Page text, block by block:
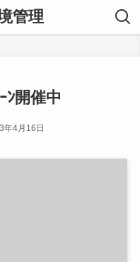
管理
ﾝ開催中
年4月16日